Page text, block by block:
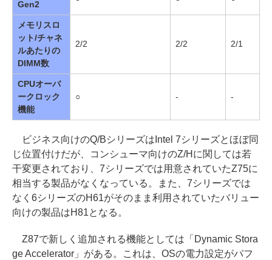
Gen2
メモリスロ
ット/チャネ
ルあたりの
DIMM数
2/2 2/2 2/1
CPUオーバ
ークロック
機能
○ - -
ビジネス向けのQ/BシリーズはIntel 7シリーズとほぼ同
じ位置付けだが、コンシューマ向けのZ/Hに関しては若
干変更されており、7シリーズでは用意されていたZ75に
相当する製品がなくなっている。また、7シリーズでは
なく6シリーズのH61がそのまま利用されていたバリュー
向けの製品はH81となる。
Z87で新しく追加される機能としては「Dynamic Stora
ge Accelerator」がある。これは、OSの電力設定がパフ